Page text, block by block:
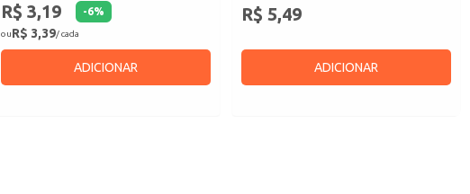
R$ 3,19 -6%
ouR$ 3,39/ cada
ADICIONAR
R$ 5,49
ADICIONAR